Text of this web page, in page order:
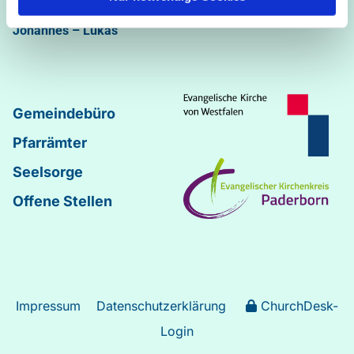
Markus
Johannes–Lukas
Gemeindebüro
Pfarrämter
Seelsorge
Offene Stellen
Impressum Datenschutzerklärung
ChurchDesk-
Login